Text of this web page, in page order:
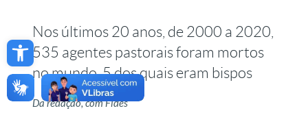
Open toolbar
Nos últimos 20 anos, de 2000 a 2020,
535 agentes pastorais foram mortos
no mundo, 5 dos quais eram bispos
Da redação, com Fides